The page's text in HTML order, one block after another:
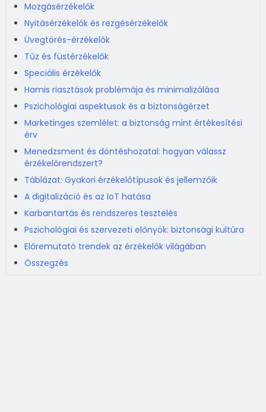
Mozgásérzékelők
Nyitásérzékelők és rezgésérzékelők
Üvegtörés-érzékelők
Tűz és füstérzékelők
Speciális érzékelők
Hamis riasztások problémája és minimalizálása
Pszichológiai aspektusok és a biztonságérzet
Marketinges szemlélet: a biztonság mint értékesítési
érv
Menedzsment és döntéshozatal: hogyan válassz
érzékelőrendszert?
Táblázat: Gyakori érzékelőtípusok és jellemzőik
A digitalizáció és az IoT hatása
Karbantartás és rendszeres tesztelés
Pszichológiai és szervezeti előnyök: biztonsági kultúra
Előremutató trendek az érzékelők világában
Összegzés